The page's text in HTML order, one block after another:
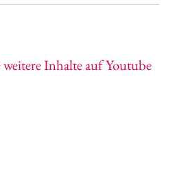
Inhalte auf Youtube